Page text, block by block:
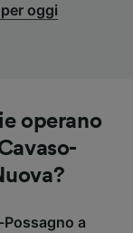
oggi
operano
a